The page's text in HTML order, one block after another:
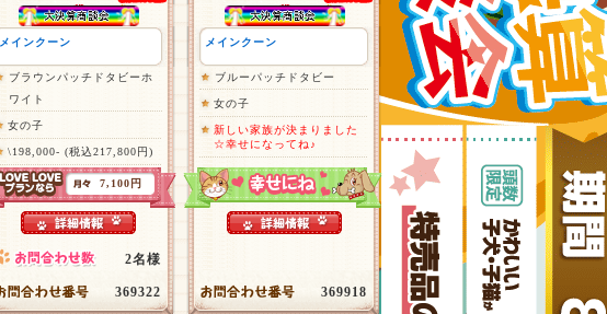
メインクーン
ブラウンパッチドタビーホ
ワイト
女の子
\198,000- (税込217,800円)
7,100円
2名様
369322
メインクーン
ブルーパッチドタビー
女の子
新しい家族が決まりました
☆幸せになってね♪
369918